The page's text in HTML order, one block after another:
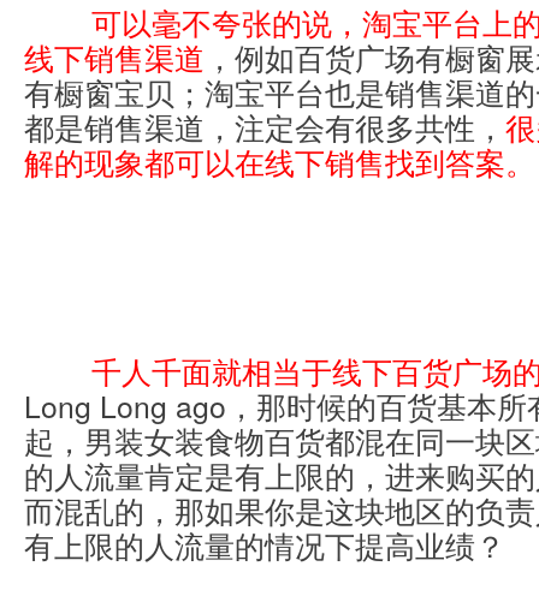
可以毫不夸张的说，淘宝平台上
线下销售渠道 ，例如百货广场有橱窗
有橱窗宝贝；淘宝平台也是销售渠道
都是销售渠道，注定会有很多共性，
解的现象都可以在线下销售找到答案。
千人千面就相当于线下百货广场
Long Long ago，那时候的百货基本
起，男装女装食物百货都混在同一块
的人流量肯定是有上限的，进来购买
而混乱的，那如果你是这块地区的负